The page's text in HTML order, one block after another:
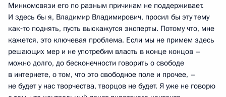
Минкомсвязи его по разным причинам не поддерживает.
И здесь бы я, Владимир Владимирович, просил бы эту тему
как‑то поднять, пусть выскажутся эксперты. Потому что, мне
кажется, это ключевая проблема. Если мы не примем здесь
решающих мер и не употребим власть в конце концов –
можно долго, до бесконечности говорить о свободе
в интернете, о том, что это свободное поле и прочее, –
не будет у нас творчества, творцов не будет. Я уже не говорю